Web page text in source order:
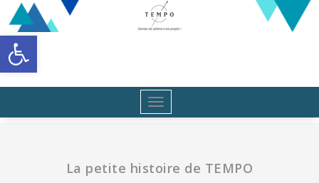
Ouvrir la barre d’outils
Aller
au
contenu
Toggle
navigation
La petite histoire de TEMPO